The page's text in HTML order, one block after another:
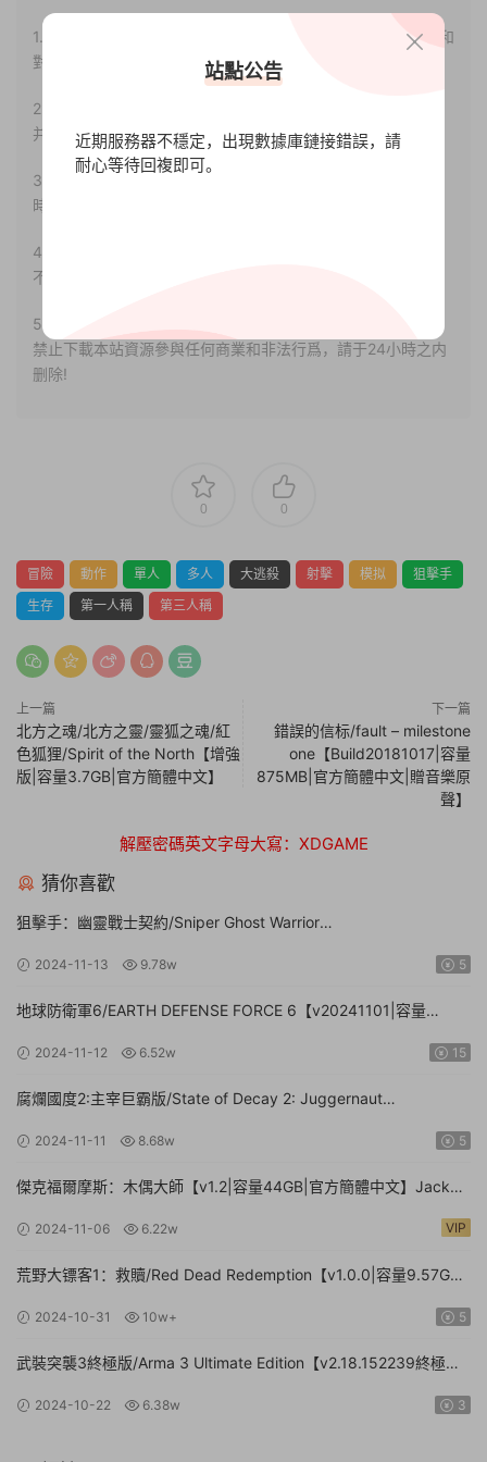
1.本站部分内容轉載自其它媒體，但并不代表本站贊同其觀點和
對其真實性負責。
2.若您需要商業運營或用于其他商業活動，請您購買正版授權
并合法使用。
3.如果本站有侵犯、不妥之處的資源，請聯系我們。将會第一
時間解決！
4.本站部分内容均由互聯網收集整理，僅供大家參考、學習，
不存在任何商業目的與商業用途。
5.本站提供的所有資源僅供參考學習使用，版權歸原著所有，
禁止下載本站資源參與任何商業和非法行爲，請于24小時之内
删除!
0 0
冒險 動作 單人 多人 大逃殺 射擊 模拟
狙擊手
生存
第一人稱 第三人稱
上一篇
北方之魂/北方之靈/靈狐之魂/紅
色狐狸/Spirit of the North【增強
版|容量3.7GB|官方簡體中文】
下一篇
錯誤的信标/fault – milestone
one【Build20181017|容量
875MB|官方簡體中文|贈音樂原
聲】
解壓密碼英文字母大寫：XDGAME
猜你喜歡
狙擊手：幽靈戰士契約/Sniper Ghost Warrior
文|贈多項修改器】
2024-11-13 9.78w 5
地球防衛軍6/EARTH DEFENSE FORCE 6【v20241101|容量
2024-11-12 6.52w 15
腐爛國度2:主宰巨霸版/State of Decay 2: Juggernaut
2024-11-11 8.68w 5
傑克福爾摩斯：木偶大師【v1.2|容量44GB|官方簡體中文】Jack
2024-11-06 6.22w VIP
荒野大镖客1：救贖/Red Dead Redemption【v1.0.0|容量9.57GB|
2024-10-31 10w+ 5
武裝突襲3終極版/Arma 3 Ultimate Edition【v2.18.152239終極版|
2024-10-22 6.38w 3
站點公告
近期服務器不穩定，出現數據庫鏈接錯誤，請
耐心等待回複即可。